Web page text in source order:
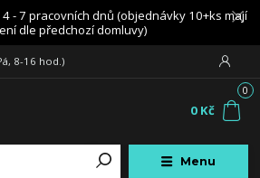
- 7 pracovních dnů (objednávky 10+ks mají
dle předchozí domluvy)
Menu
8-16 hod.)
0
0 Kč